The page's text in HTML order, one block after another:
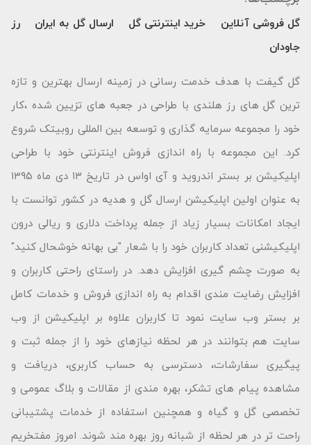
گل فروشی آنلاین خرید اینترنتی گل ارسال گل به ایران
رز
جاودان
گل گیفت با هدف خدمت رسانی در زمینه ارسال بهترین و تازه
ترین گل های رز هلندی با طراحی در جعبه های تزیین شده ،کار
خود را مجموعه سرمایه گذاری و توسعه بین المللی روبیتک شروع
کرد. این مجموعه با راه اندازی فروش اینترنتی خود با طراحی
اپلیکیشن بر بستر اندروید و آی اواس در تاریخ ۱۳ دی ماه ۱۳۹۵
به عنوان اولین اپلیکیشن ارسال گل و هدیه در کشور توانست با
ایجاد امکانات بسیار زیاد از جمله پرداخت دلاری و ریالی درون
اپلیکیشنی تعداد کاربران خود را با شعار "بى بهانه خوشحال كنید"
به صورت چشم گیری افزایش دهد. در راستای راحتی کاربران و
افزایش رضایت مندی اقدام به راه اندازی فروش و خدمات کامل
بر بستر وب سایت نمود تا کاربران علاوه بر اپلیکیشن از وب
سایت هم بتوانند در هر لحظه نیازهای خود را از جمله ثبت و
پیگیری سفارشات، دسترسی به حساب کاربری، دریافت و
مشاهده پیام های تشکر، بهره مندی از مقالات و بلاگ عمومی و
تخصصی گل و گیاه و همچنین استفاده از خدمات پشتیبانی
راحت تر در هر لحظه از شبانه روز بهره مند شوند. امروز مفتخریم